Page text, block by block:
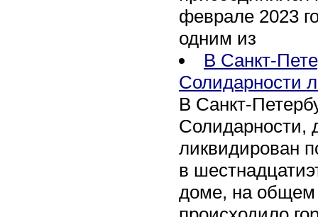
феврале 2023
одним из
В Санкт-
Солидарности
В Санкт-
Солидарности,
ликвидирован
в
доме, на общем